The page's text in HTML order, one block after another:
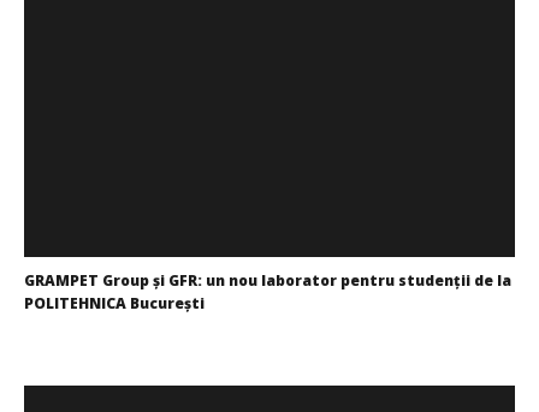
GRAMPET Group și GFR: un nou laborator pentru studenții de la
POLITEHNICA București